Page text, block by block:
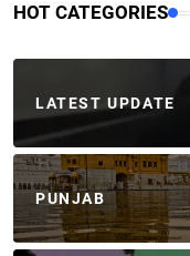
HOT CATEGORIES
LATEST UPDATE
PUNJAB